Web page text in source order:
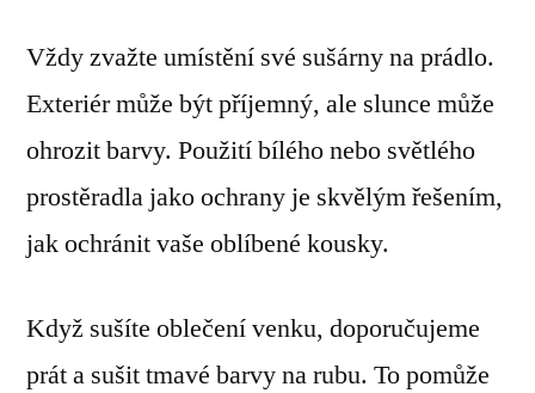
Vždy zvažte umístění své sušárny na prádlo.
Exteriér může být příjemný, ale slunce může
ohrozit barvy. Použití bílého nebo světlého
prostěradla jako ochrany je skvělým řešením,
jak ochránit vaše oblíbené kousky.
Když sušíte oblečení venku, doporučujeme
prát a sušit tmavé barvy na rubu. To pomůže